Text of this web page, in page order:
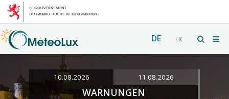
DE FR
10.08.2026 11.08.2026
WARNUNGEN